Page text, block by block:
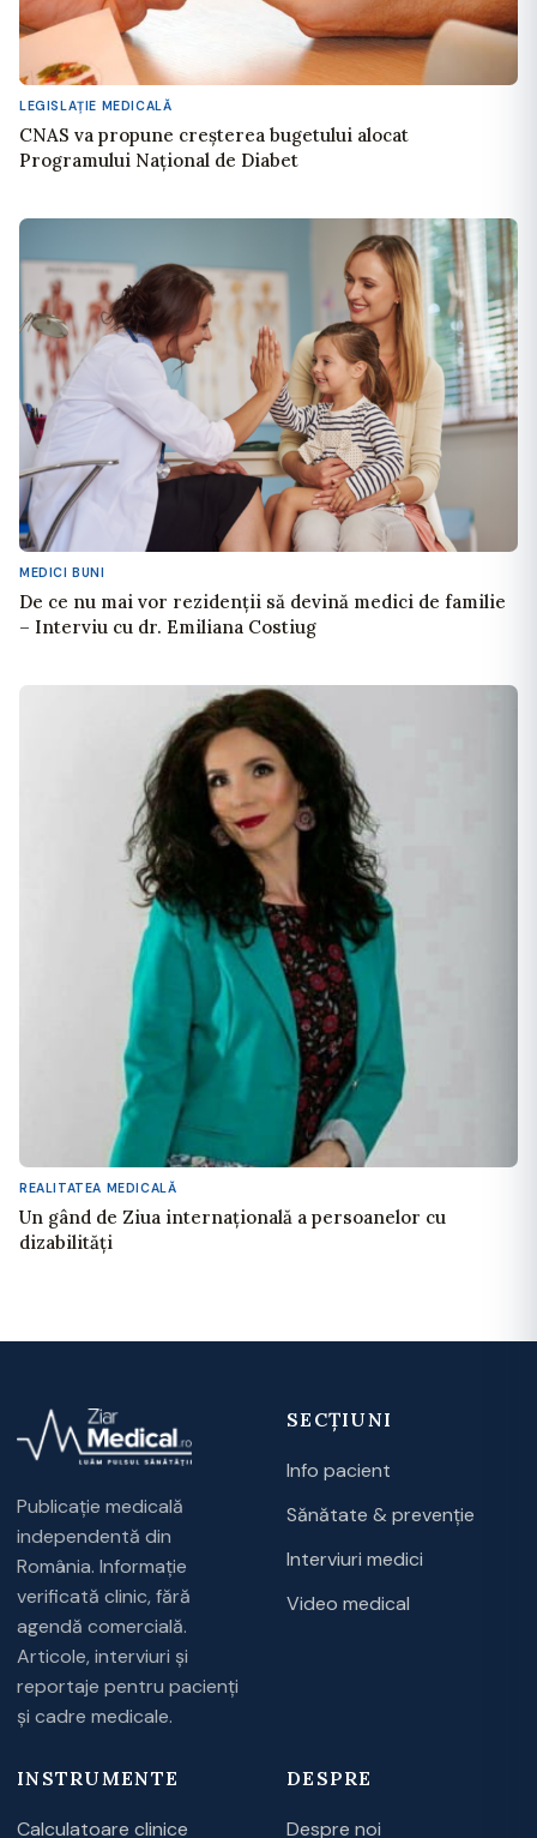
LEGISLAŢIE MEDICALĂ
CNAS va propune creșterea bugetului alocat
Programului Național de Diabet
MEDICI BUNI
De ce nu mai vor rezidenții să devină medici de familie
– Interviu cu dr. Emiliana Costiug
REALITATEA MEDICALĂ
Un gând de Ziua internațională a persoanelor cu
dizabilităţi
Publicație medicală
independentă din
România. Informație
verificată clinic, fără
agendă comercială.
Articole, interviuri și
reportaje pentru pacienți
și cadre medicale.
SECȚIUNI
Info pacient
Sănătate & prevenție
Interviuri medici
Video medical
INSTRUMENTE
Calculatoare clinice
DESPRE
Despre noi